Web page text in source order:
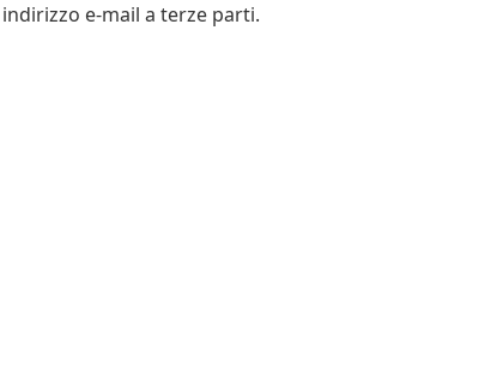
e-mail a terze parti.